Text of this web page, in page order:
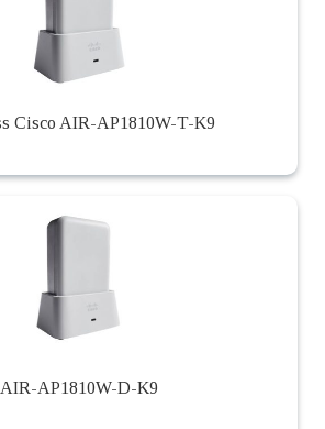
Cisco AIR-AP1810W-T-K9
AIR-AP1810W-D-K9